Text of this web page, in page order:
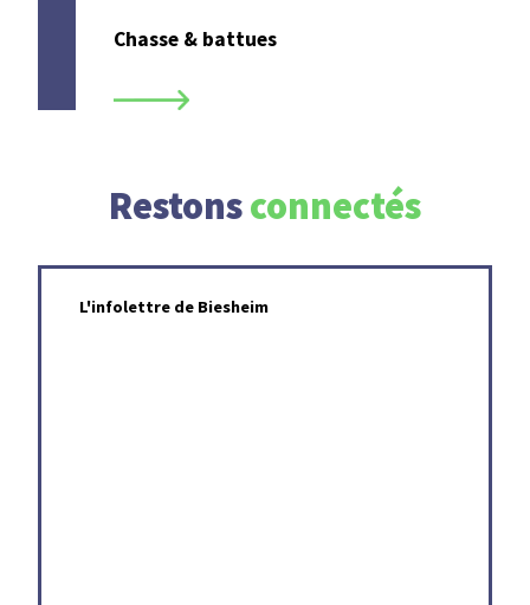
Chasse & battues
Restonsconnectés
L'infolettre de Biesheim